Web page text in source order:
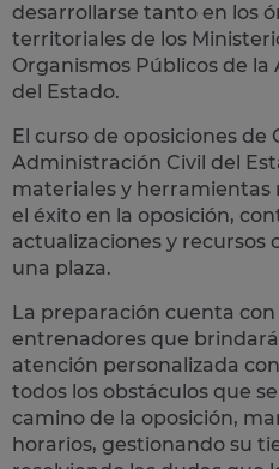
desarrollarse tanto en los
territoriales de los
Organismos Públicos de
del Estado.
El curso de oposiciones de
Administración Civil del
materiales y herramientas
el éxito en la oposición,
actualizaciones y recursos
una plaza.
La preparación cuenta
entrenadores que
atención personalizada
todos los obstáculos que
camino de la oposición,
horarios, gestionando su